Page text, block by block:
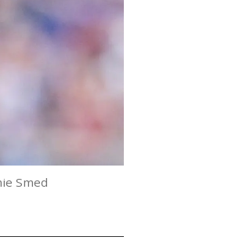
Smed